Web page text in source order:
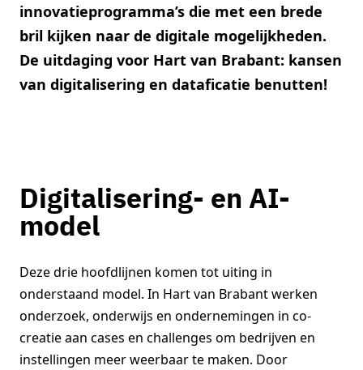
innovatieprogramma’s die met een brede
bril kijken naar de digitale mogelijkheden.
De uitdaging voor Hart van Brabant: kansen
van digitalisering en dataficatie benutten!
Digitalisering- en AI-
model
Deze drie hoofdlijnen komen tot uiting in
onderstaand model. In Hart van Brabant werken
onderzoek, onderwijs en ondernemingen in co-
creatie aan cases en challenges om bedrijven en
instellingen meer weerbaar te maken. Door